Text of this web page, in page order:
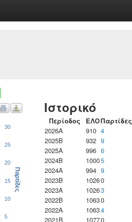
5
10
15
20
25
30
Παρτίδες
Ιστορικό
Περίοδος ΕΛΟΠαρτίδες
2026A
910 4
2025B
932 9
2025A
996 6
2024B
10005
2024A
994 9
2023B
10260
2023Α
10263
2022B
10630
2022A
10634
2021B
10770